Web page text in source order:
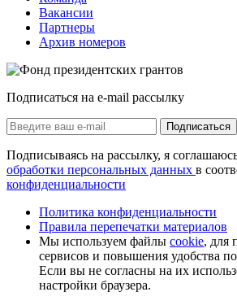
Вакансии
Партнеры
Архив номеров
Подписаться на e-mail рассылку
Подписаться
Подписываясь на рассылку, я
обработки персональных данных в
конфиденциальности
Политика конфиденциальности
Правила перепечатки материалов
Мы используем файлы cookie, для
сервисов и повышения удобства
Если вы не согласны на их
настройки браузера.